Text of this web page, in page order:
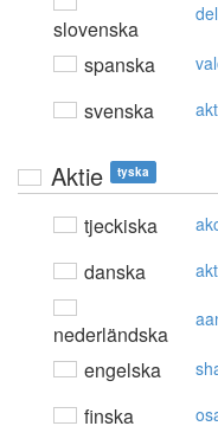
slovenska
spanska
svenska
Aktie tyska
tjeckiska
danska
nederländska
engelska
finska